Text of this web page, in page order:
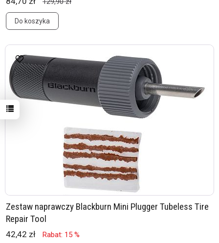
Do koszyka
Zestaw naprawczy Blackburn Mini Plugger Tubeless Tire
Repair Tool
42,42 zł Rabat: 15 %